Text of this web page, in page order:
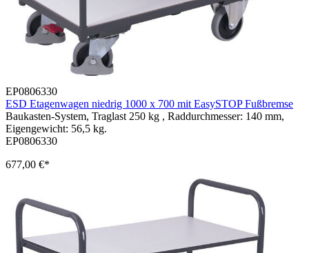
EP0806330
ESD Etagenwagen niedrig 1000 x 700 mit EasySTOP Fußbremse
Baukasten-System, Traglast 250 kg , Raddurchmesser: 140 mm,
Eigengewicht: 56,5 kg.
EP0806330
677,00 €*